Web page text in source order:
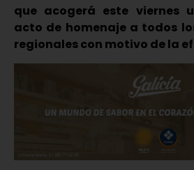
que acogerá este viernes
acto de homenaje a todos
regionales con motivo de la